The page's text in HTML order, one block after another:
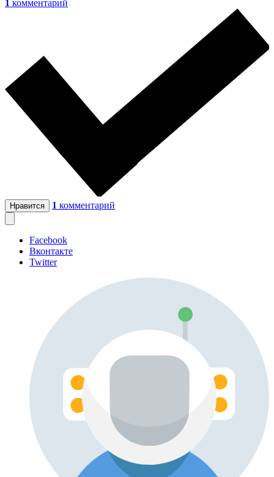
1 комментарий
Нравится 1 комментарий
Facebook
Вконтакте
Twitter